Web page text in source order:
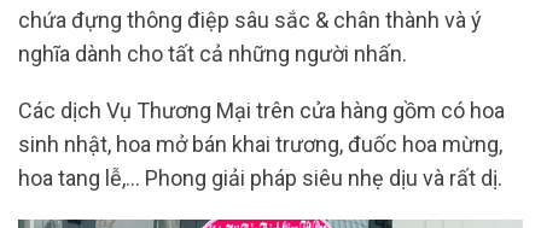
chứa đựng thông điệp sâu sắc & chân thành và ý
nghĩa dành cho tất cả những người nhấn.
Các dịch Vụ Thương Mại trên cửa hàng gồm có hoa
sinh nhật, hoa mở bán khai trương, đuốc hoa mừng,
hoa tang lễ,… Phong giải pháp siêu nhẹ dịu và rất dị.